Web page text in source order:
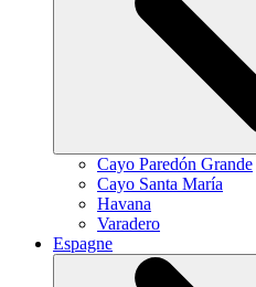
Cayo Paredón Grande
Cayo Santa María
Havana
Varadero
Espagne